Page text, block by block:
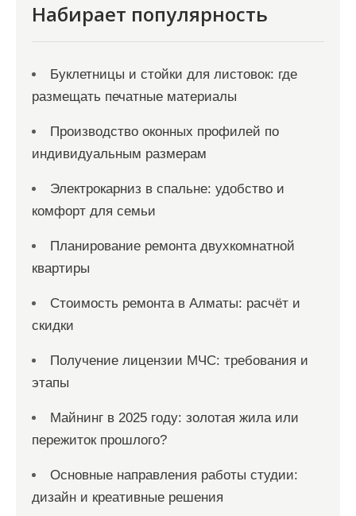
м
Набирает популярность
Буклетницы и стойки для листовок: где
размещать печатные материалы
Производство оконных профилей по
индивидуальным размерам
Электрокарниз в спальне: удобство и
комфорт для семьи
Планирование ремонта двухкомнатной
квартиры
Стоимость ремонта в Алматы: расчёт и
скидки
Получение лицензии МЧС: требования и
этапы
Майнинг в 2025 году: золотая жила или
пережиток прошлого?
Основные направления работы студии:
дизайн и креативные решения